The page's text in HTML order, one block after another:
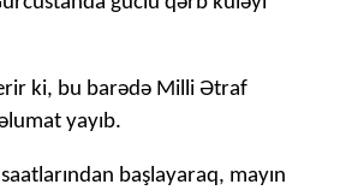
ki, bu barədə Milli Ətraf
yayıb.
başlayaraq, mayın